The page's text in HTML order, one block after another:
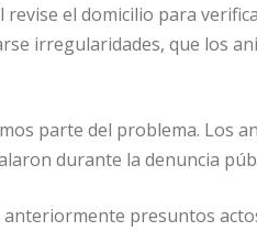
el domicilio para
irregularidades, que los
parte del problema. Los
durante la denuncia
presuntos